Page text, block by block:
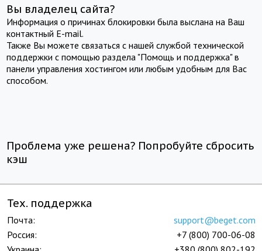
Вы владелец сайта?
Информация о причинах блокировки была выслана на Ваш
контактный E-mail.
Также Вы можете связаться с нашей службой технической
поддержки с помощью раздела "Помощь и поддержка" в
панели управления хостингом или любым удобным для Вас
способом.
Проблема уже решена? Попробуйте сбросить
кэш
Тех. поддержка
Почта:
support@beget.com
Россия:
+7 (800) 700-06-08